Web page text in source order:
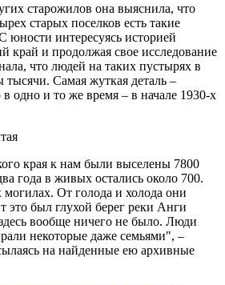
старожилов она выяснила, что
старых поселков есть такие
интересуясь историей
край и продолжая свое исследование
что людей на таких пустырях в
тысячи. Самая жуткая деталь –
одно и то же время – в начале 1930-х
края к нам были выселены 7800
года в живых остались около 700.
От голода и холода они
это был глухой берег реки Анги
вообще ничего не было. Люди
некоторые даже семьями", –
на найденные ею архивные